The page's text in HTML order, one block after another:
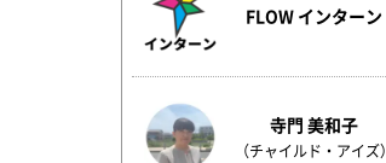
FLOW インターン
寺門 美和子
（チャイルド・アイズ）